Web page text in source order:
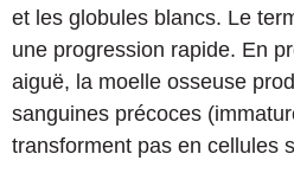
et les globules blancs. Le
une progression rapide. En
aiguë, la moelle osseuse
sanguines précoces
transforment pas en cellules